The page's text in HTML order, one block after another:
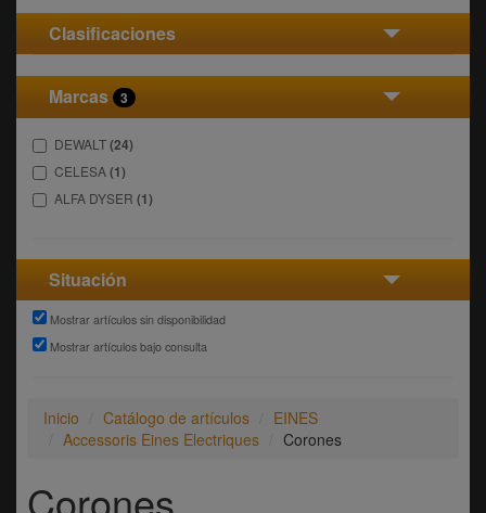
Clasificaciones
Marcas 3
DEWALT(24)
CELESA(1)
ALFA DYSER (1)
Situación
Mostrar artículos sin disponibilidad
Mostrar artículos bajo consulta
Inicio Catálogo de artículos
EINES
Accessoris Eines Electriques
Corones
Corones